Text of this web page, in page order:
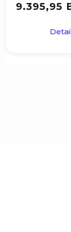
9.395,95